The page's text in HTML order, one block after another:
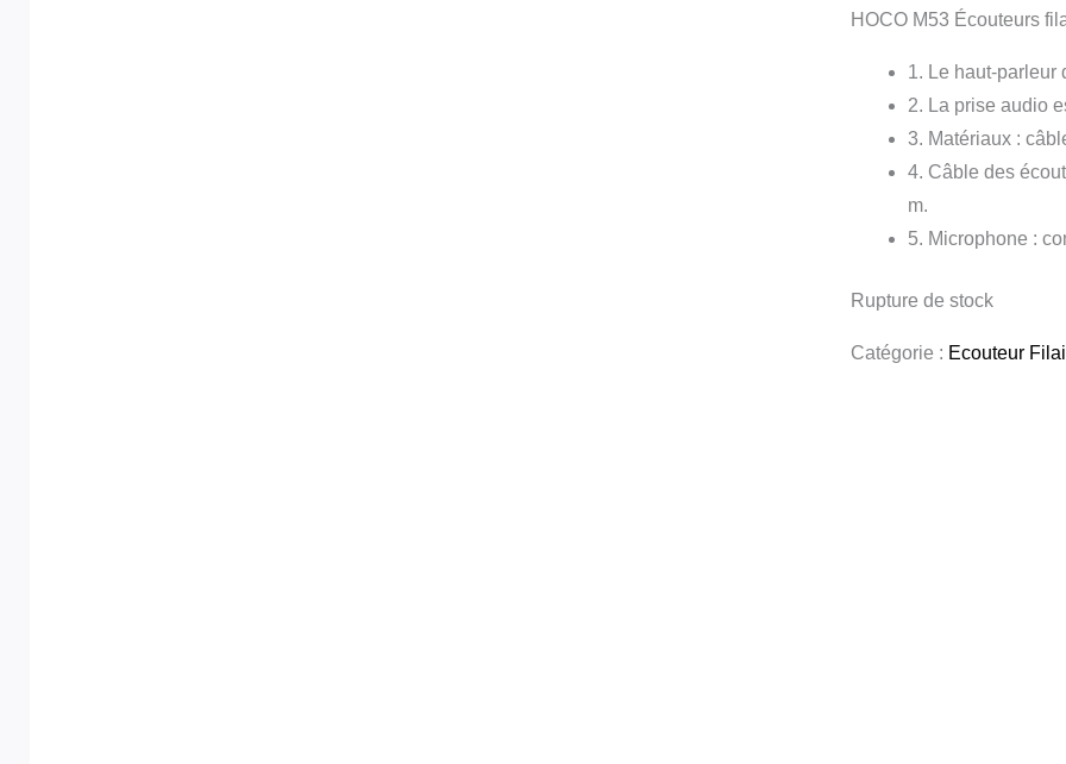
HOCO M53 Écouteurs
1. Le haut-parleur
2. La prise audio
3. Matériaux :
4. Câble des
m.
5. Microphone :
Rupture de stock
Catégorie : Ecouteur